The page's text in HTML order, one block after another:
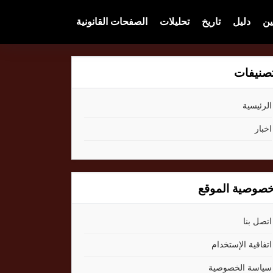
دليل تاريخ تحليلات الصفحات القانونية
الرئيسية
اخبار
الموقع
اتصل بنا
اتفاقية الإستخدام
سياسة الخصوصية